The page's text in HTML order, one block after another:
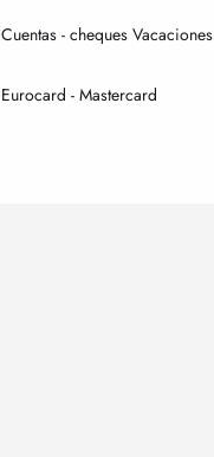
Cuentas - cheques Vacaciones
Eurocard - Mastercard